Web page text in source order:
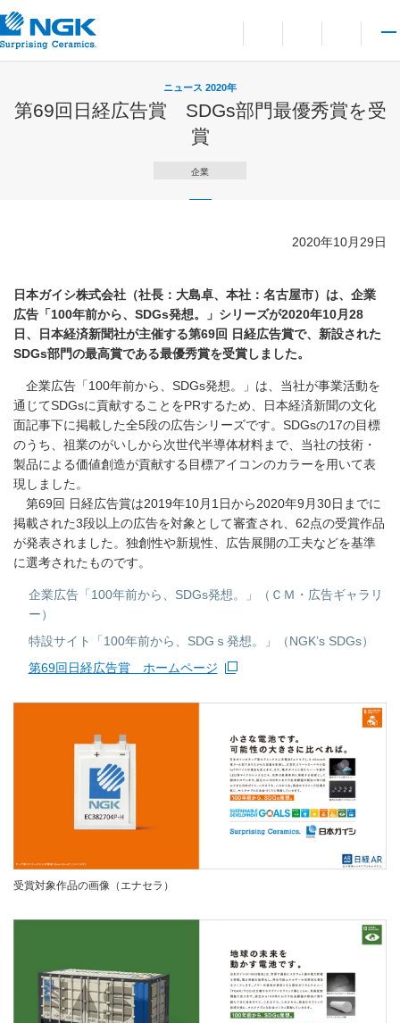
言語切り替えメニュー
サイト内検索を開
お問い合わせ
メイ
ニュース 2020年
第69回日経広告賞 SDGs部門最優秀賞を受
賞
企業
2020年10月29日
日本ガイシ株式会社（社長：大島卓、本社：名古屋市）は、企業
広告「100年前から、SDGs発想。」シリーズが2020年10月28
日、日本経済新聞社が主催する第69回 日経広告賞で、新設された
SDGs部門の最高賞である最優秀賞を受賞しました。
企業広告「100年前から、SDGs発想。」は、当社が事業活動を
通じてSDGsに貢献することをPRするため、日本経済新聞の文化
面記事下に掲載した全5段の広告シリーズです。SDGsの17の目標
のうち、祖業のがいしから次世代半導体材料まで、当社の技術・
製品による価値創造が貢献する目標アイコンのカラーを用いて表
現しました。
第69回 日経広告賞は2019年10月1日から2020年9月30日までに
掲載された3段以上の広告を対象として審査され、62点の受賞作品
が発表されました。独創性や新規性、広告展開の工夫などを基準
に選考されたものです。
企業広告「100年前から、SDGs発想。」（ＣＭ・広告ギャラリ
ー）
特設サイト「100年前から、SDGｓ発想。」（NGK’s SDGs）
第69回日経広告賞 ホームページ
受賞対象作品の画像（エナセラ）